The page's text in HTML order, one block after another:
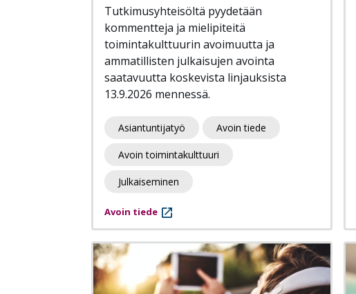
Tutkimusyhteisöltä pyydetään
kommentteja ja mielipiteitä
toimintakulttuurin avoimuutta ja
ammatillisten julkaisujen avointa
saatavuutta koskevista linjauksista
13.9.2026 mennessä.
Asiantuntijatyö Avoin tiede
Avoin toimintakulttuuri
Julkaiseminen
Avoin tiede